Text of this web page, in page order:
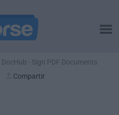
DocHub - Sign PDF Documents
Compartir